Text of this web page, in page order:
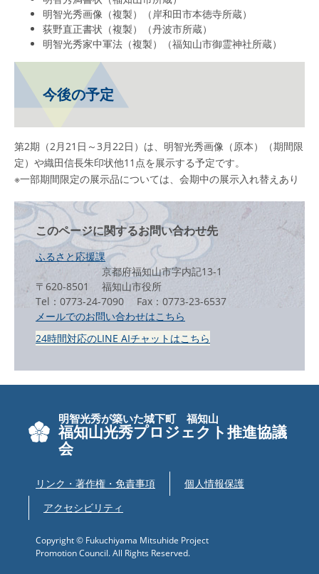
明智光秀画像（複製）（岸和田市本徳寺所蔵）
荻野直正書状（複製）（丹波市所蔵）
明智光秀家中軍法（複製）（福知山市御霊神社所蔵）
今後の予定
第2期（2月21日～3月22日）は、明智光秀画像（原本）（期間限
定）や織田信長朱印状他11点を展示する予定です。
※一部期間限定の展示品については、会期中の展示入れ替えあり
このページに関するお問い合わせ先
ふるさと応援課
〒620-8501
京都府福知山市字内記13-1
福知山市役所
Tel：0773-24-7090
Fax：0773-23-6537
メールでのお問い合わせはこちら
24時間対応のLINE AIチャットはこちら
外
部
ク
＞
明智光秀が築いた城下町 福知山
福知山光秀プロジェクト推進協議
会
Copyright © Fukuchiyama Mitsuhide Project
Promotion Council. All Rights Reserved.
リンク・著作権・免責事項
個人情報保護
アクセシビリティ